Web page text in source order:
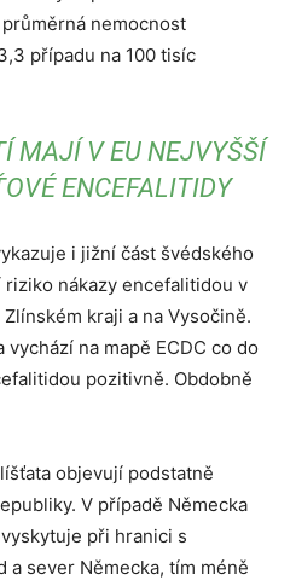
nemocnost
případu na 100 tisíc
MAJÍ V EU NEJVYŠŠÍ
ENCEFALITIDY
i jižní část švédského
nákazy encefalitidou v
kraji a na Vysočině.
na mapě ECDC co do
pozitivně. Obdobně
objevují podstatně
V případě Německa
při hranici s
a sever Německa, tím méně